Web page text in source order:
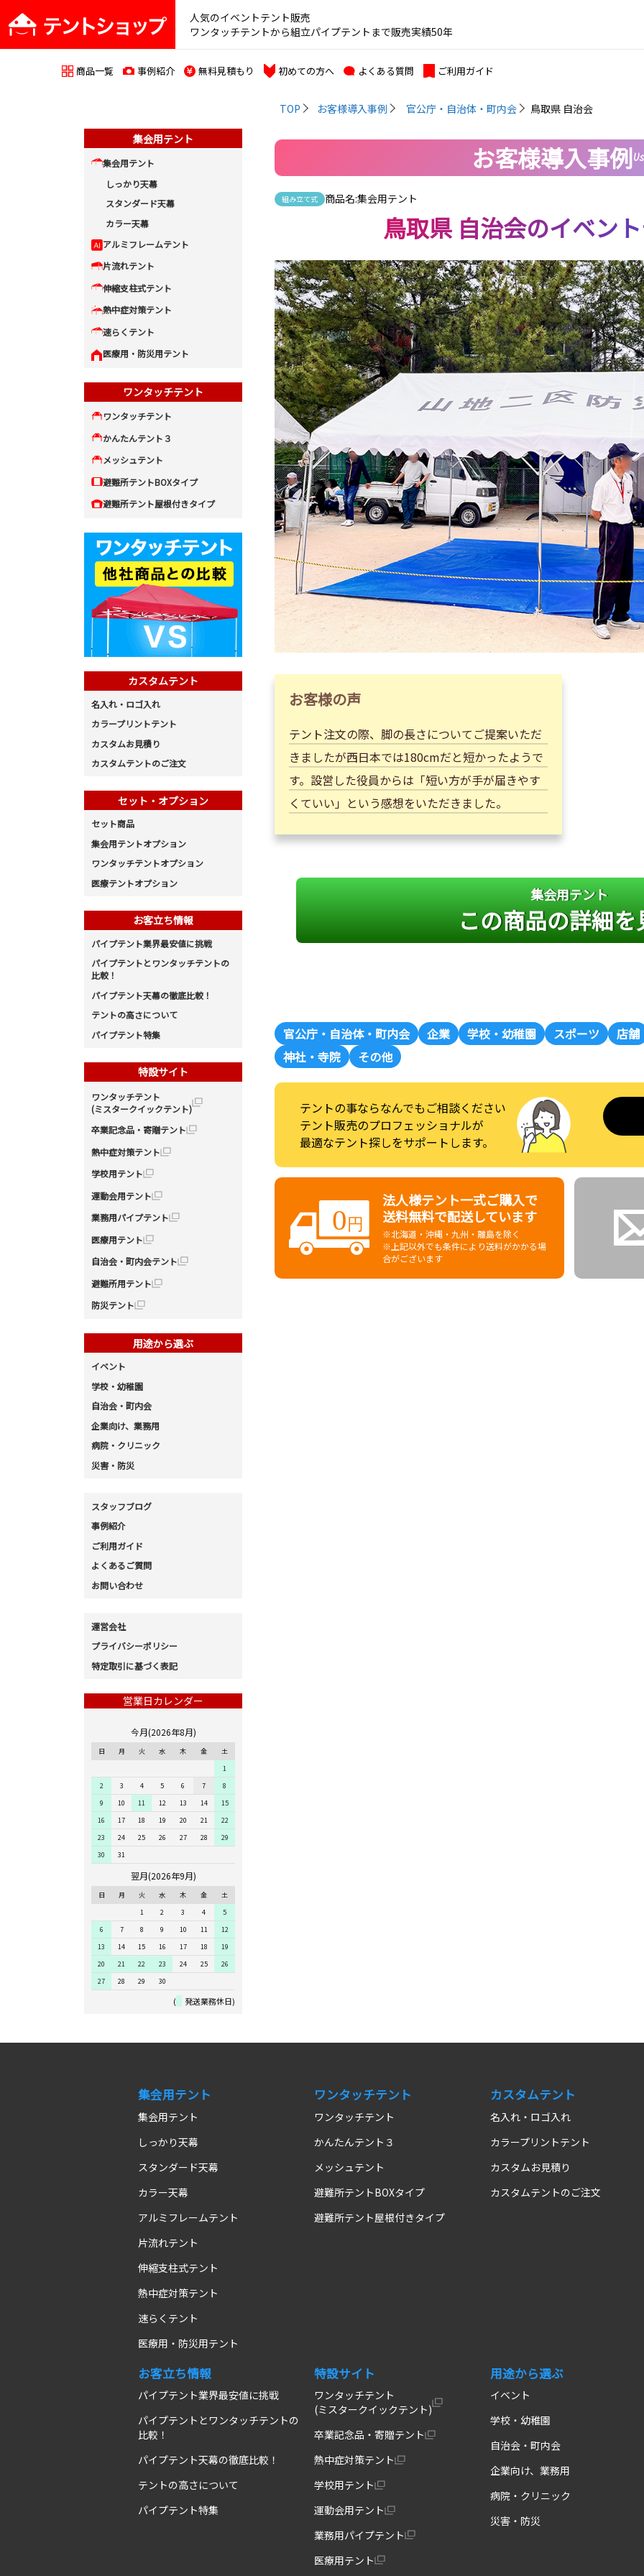
人気のイベントテント販売
ワンタッチテントから組立パイプテントまで販売実績50年
商品一覧 事例紹介 無料見積もり 初めての方へ よくある質問 ご利用ガイド
TOP お客様導入事例 官公庁・自治体・町内会 鳥取県 自治会
お客様導入事例
組み立て式 商品名:集会用テント
鳥取県 自治会のイベン
お客様の声
テント注文の際、脚の長さについてご提案いただ
きましたが西日本では180cmだと短かったようで
す。設営した役員からは「短い方が手が届きやす
くていい」という感想をいただきました。
集会用テント
この商品の詳細を
官公庁・自治体・町内会 企業 学校・幼稚園 スポーツ
店舗
神社・寺院
その他
テントの事ならなんでもご相談ください
テント販売のプロフェッショナルが
最適なテント探しをサポートします。
法人様テント一式ご購入で
送料無料で配送しています
※北海道・沖縄・九州・離島を除く
※上記以外でも条件により送料がかかる場
合がございます
集会用テント
集会用テント
しっかり天幕
スタンダード天幕
カラー天幕
アルミフレームテント
片流れテント
伸縮支柱式テント
熱中症対策テント
速らくテント
医療用・防災用テント
ワンタッチテント
ワンタッチテント
かんたんテント３
メッシュテント
避難所テントBOXタイプ
避難所テント屋根付きタイプ
カスタムテント
名入れ・ロゴ入れ
カラープリントテント
カスタムお見積り
カスタムテントのご注文
セット・オプション
セット商品
集会用テントオプション
ワンタッチテントオプション
医療テントオプション
お客立ち情報
パイプテント業界最安値に挑戦
パイプテントとワンタッチテントの
比較！
パイプテント天幕の徹底比較！
テントの高さについて
パイプテント特集
特設サイト
ワンタッチテント
(ミスタークイックテント)
卒業記念品・寄贈テント
熱中症対策テント
学校用テント
運動会用テント
業務用パイプテント
医療用テント
自治会・町内会テント
避難所用テント
防災テント
用途から選ぶ
イベント
学校・幼稚園
自治会・町内会
企業向け、業務用
病院・クリニック
災害・防災
スタッフブログ
事例紹介
ご利用ガイド
よくあるご質問
お問い合わせ
運営会社
プライバシーポリシー
特定取引に基づく表記
営業日カレンダー
今月(2026年8月)
日 月 火 水 木 金
土
1
2
3 4 5 6 7
8
9
10 11 12 13 14
15
16
17 18 19 20 21
22
23
24 25 26 27 28
29
30
31
翌月(2026年9月)
日 月 火 水 木 金
土
1
2 3 4
5
6
7 8 9 10 11
12
13
14 15 16 17 18
19
20
21 22 23 24 25
26
27
28 29 30
( 発送業務休日)
集会用テント
集会用テント
しっかり天幕
スタンダード天幕
カラー天幕
アルミフレームテント
片流れテント
伸縮支柱式テント
熱中症対策テント
速らくテント
医療用・防災用テント
ワンタッチテント
ワンタッチテント
かんたんテント３
メッシュテント
避難所テントBOXタイプ
避難所テント屋根付きタイプ
カスタムテント
名入れ・ロゴ入れ
カラープリントテント
カスタムお見積り
カスタムテントのご注文
お客立ち情報
パイプテント業界最安値に挑戦
パイプテントとワンタッチテントの
比較！
パイプテント天幕の徹底比較！
テントの高さについて
パイプテント特集
特設サイト
ワンタッチテント
(ミスタークイックテント)
卒業記念品・寄贈テント
熱中症対策テント
学校用テント
運動会用テント
業務用パイプテント
医療用テント
用途から選ぶ
イベント
学校・幼稚園
自治会・町内会
企業向け、業務用
病院・クリニック
災害・防災